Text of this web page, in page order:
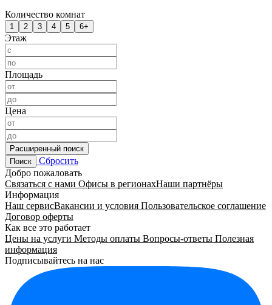
Количество комнат
1 2 3 4 5 6+
Этаж
Площадь
Цена
Расширенный поиск
Поиск
Сбросить
Добро пожаловать
Связаться с нами Офисы в регионахНаши партнёры
Информация
Наш сервисВакансии и условия Пользовательское соглашение
Договор оферты
Как все это работает
Цены на услуги Методы оплаты Вопросы-ответы Полезная
информация
Подписывайтесь на нас